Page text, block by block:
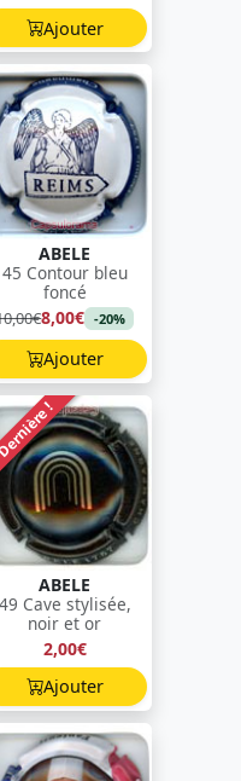
Ajouter
ABELE
45 Contour bleu
foncé
8,00€ -20%
Ajouter
!
ABELE
49 Cave stylisée,
noir et or
2,00€
Ajouter